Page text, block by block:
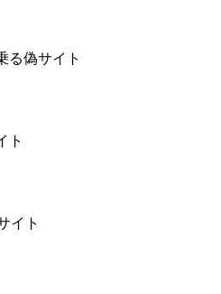
る偽サイト
ト
イト